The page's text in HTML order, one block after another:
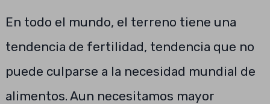
En todo el mundo, el terreno tiene una
tendencia de fertilidad, tendencia que no
puede culparse a la necesidad mundial de
alimentos. Aun necesitamos mayor